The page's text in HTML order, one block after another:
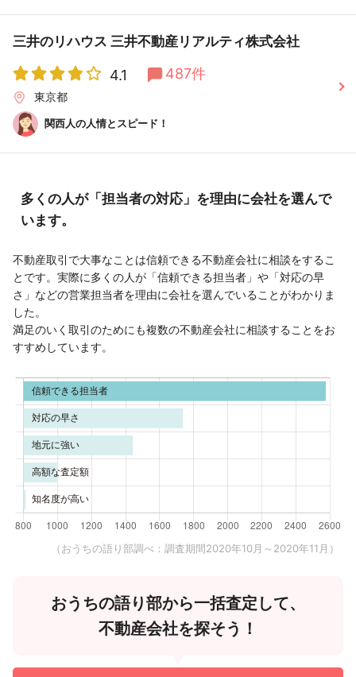
三井のリハウス 三井不動産リアルティ株式会社
4.1 487件
東京都
関西人の人情とスピード！
多くの人が「担当者の対応」を理由に会社を選んで
います。
不動産取引で大事なことは信頼できる不動産会社に相談をするこ
とです。実際に多くの人が「信頼できる担当者」や「対応の早
さ」などの営業担当者を理由に会社を選んでいることがわかりま
した。
満足のいく取引のためにも複数の不動産会社に相談することをお
すすめしています。
（おうちの語り部調べ：調査期間2020年10月～2020年11月）
おうちの語り部から一括査定して、
不動産会社を探そう！